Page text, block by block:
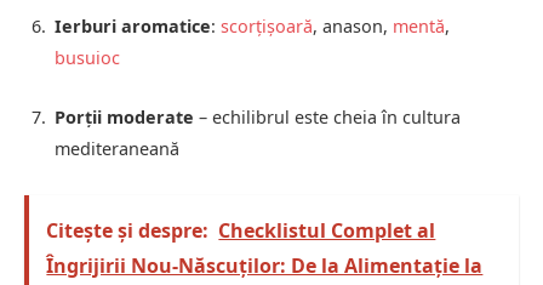
Ierburi aromatice: scorțișoară, anason, mentă,
busuioc
Porții moderate – echilibrul este cheia în cultura
mediteraneană
Citește și despre: Checklistul Complet al
Îngrijirii Nou-Născuților: De la Alimentație la